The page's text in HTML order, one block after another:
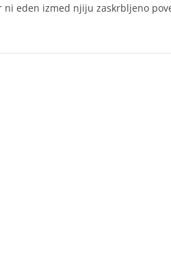
ni eden izmed njiju zaskrbljeno